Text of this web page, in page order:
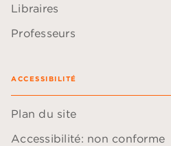
Libraires
Professeurs
ACCESSIBILITÉ
Plan du site
Accessibilité: non conforme